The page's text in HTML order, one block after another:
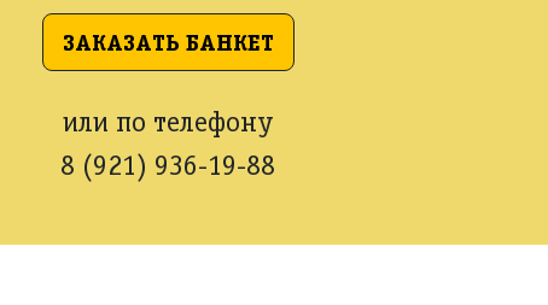
ЗАКАЗАТЬ БАНКЕТ
или по телефону
8 (921) 936-19-88